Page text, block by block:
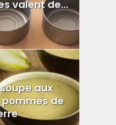
valent de...
aux
de